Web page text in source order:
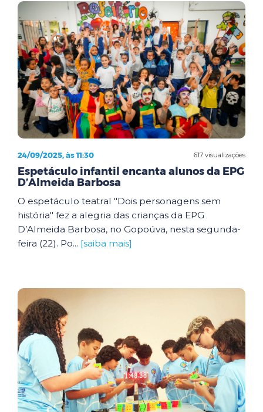
617 visualizações
24/09/2025, às 11:30
Espetáculo infantil encanta alunos da EPG
D’Almeida Barbosa
O espetáculo teatral "Dois personagens sem
história" fez a alegria das crianças da EPG
D’Almeida Barbosa, no Gopoúva, nesta segunda-
feira (22). Po... [saiba mais]